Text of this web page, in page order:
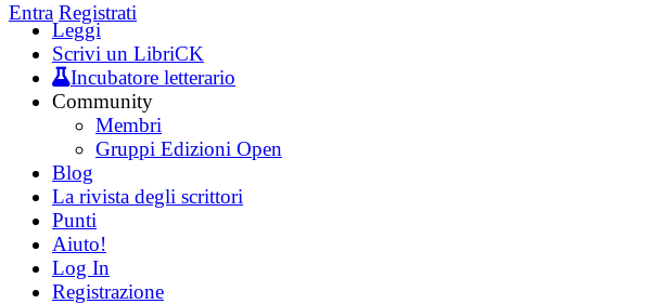
Entra Registrati
Leggi
Scrivi un LibriCK
Incubatore letterario
Community
Membri
Gruppi Edizioni Open
Blog
La rivista degli scrittori
Punti
Aiuto!
Log In
Registrazione